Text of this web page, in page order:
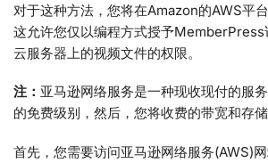
对于这种方法，您将在Amazon的AWS平台
这允许您仅以编程方式授予
云服务器上的视频文件的权限。
注： 亚马逊网络服务是一种现收现付的服
的免费级别，然后，您将收费的带宽和存储
首先，您需要访问亚马逊网络服务(AWS)网